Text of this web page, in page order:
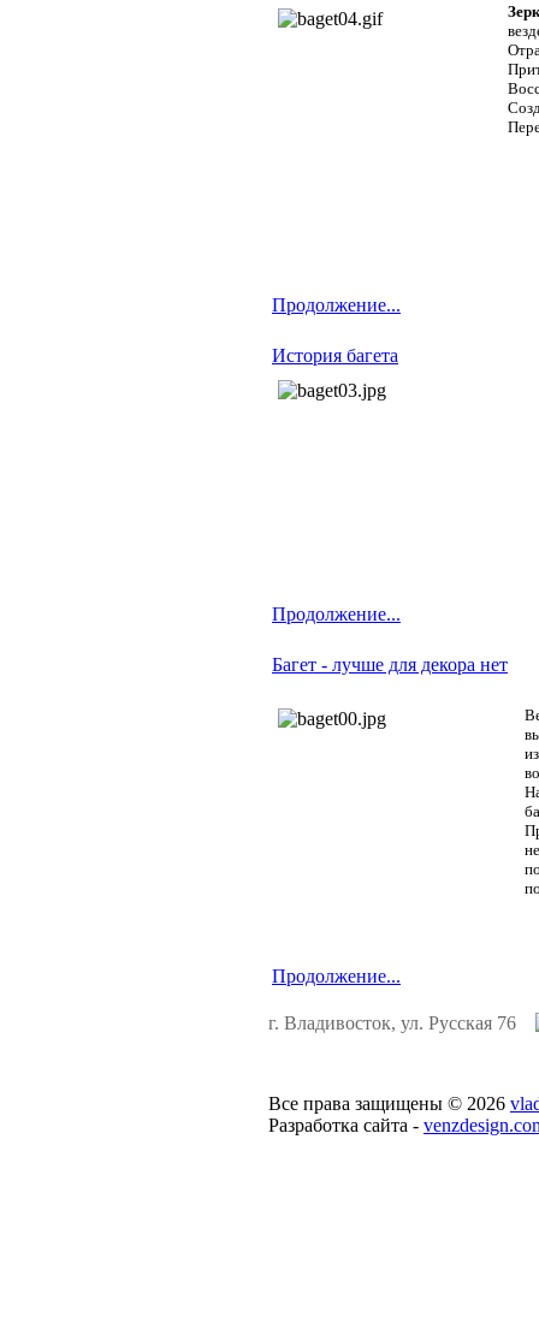
Продолжение...
История багета
Продолжение...
Багет - лучше для декора нет
Продолжение...
г. Владивосток, ул. Русская 76
Все права защищены © 2026
Разработка сайта -